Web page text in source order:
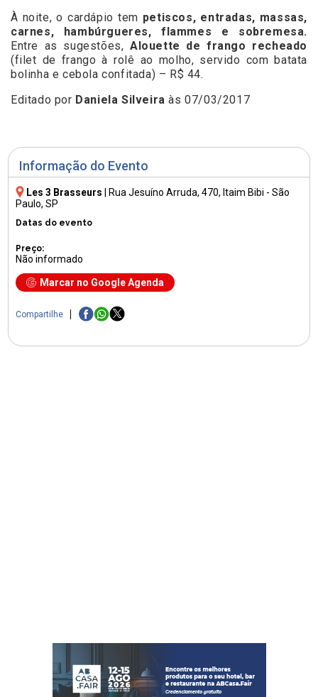
Informação do Evento
Les 3 Brasseurs Rua Jesuíno Arruda, 470, Itaim Bibi - São
Paulo, SP
Datas do evento
Preço:
Não informado
Marcar no Google Agenda
Compartilhe
À noite, o cardápio tem petiscos, entradas, massas,
carnes, hambúrgueres, flammes e sobremesa.
Entre as sugestões, Alouette de frango recheado
(filet de frango à rolê ao molho, servido com batata
bolinha e cebola confitada) – R$ 44.
Editado por Daniela Silveira às 07/03/2017